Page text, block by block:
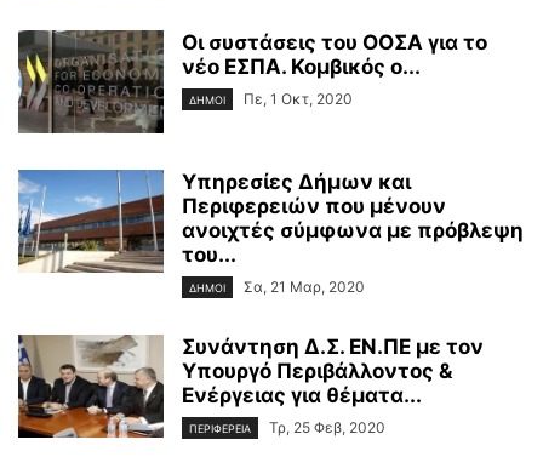
Οι συστάσεις του ΟΟΣΑ για το
νέο ΕΣΠΑ. Κομβικός ο...
ΔΗΜΟΙ Πε, 1 Οκτ, 2020
Υπηρεσίες Δήμων και
Περιφερειών που μένουν
ανοιχτές σύμφωνα με πρόβλεψη
του...
ΔΗΜΟΙ Σα, 21 Μαρ, 2020
Συνάντηση Δ.Σ. ΕΝ.ΠΕ με τον
Υπουργό Περιβάλλοντος &
Ενέργειας για θέματα...
ΠΕΡΙΦΕΡΕΙΑ Τρ, 25 Φεβ, 2020